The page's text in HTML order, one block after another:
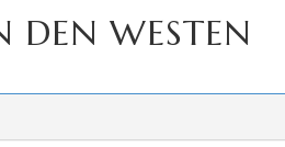
DEN WESTEN